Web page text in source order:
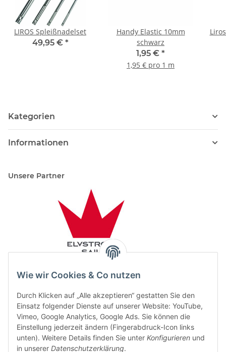
Wie wir Cookies & Co nutzen
Durch Klicken auf „Alle akzeptieren“ gestatten Sie den
Einsatz folgender Dienste auf unserer Website: YouTube,
Vimeo, Google Analytics, Google Ads. Sie können die
Einstellung jederzeit ändern (Fingerabdruck-Icon links
unten). Weitere Details finden Sie unter Konfigurieren und
in unserer Datenschutzerklärung.
LIROS Spleißnadelset
49,95 € *
Handy Elastic 10mm
schwarz
1,95 € *
1,95 € pro 1 m
Kategorien
Informationen
Unsere Partner